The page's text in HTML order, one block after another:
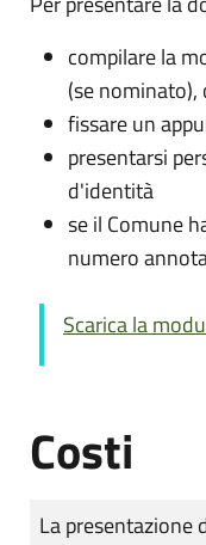
compilare la
(se
fissare un
presentarsi
d'identità
se il Comune
numero
Scarica la
Costi
Tipo di pagamento
Importo
La presentazione